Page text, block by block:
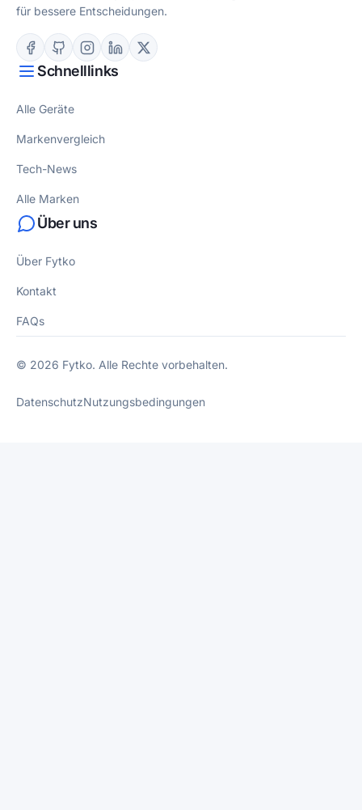
für bessere Entscheidungen.
Schnelllinks
Alle Geräte
Markenvergleich
Tech-News
Alle Marken
Über uns
Über Fytko
Kontakt
FAQs
© 2026 Fytko. Alle Rechte vorbehalten.
DatenschutzNutzungsbedingungen